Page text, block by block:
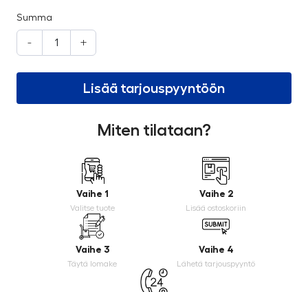
Summa
- +
Lisää tarjouspyyntöön
Miten tilataan?
Vaihe 1
Valitse tuote
Vaihe 2
Lisää ostoskoriin
Vaihe 3
Täytä lomake
Vaihe 4
Lähetä tarjouspyyntö